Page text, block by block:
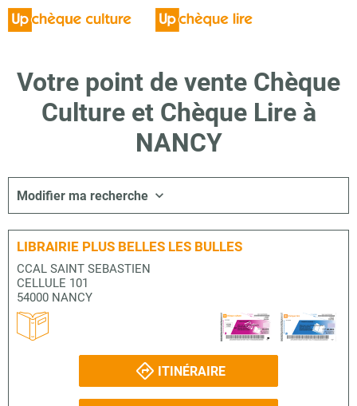
Votre point de vente Chèque
Culture et Chèque Lire à
NANCY
Modifier ma recherche
LIBRAIRIE PLUS BELLES LES BULLES
CCAL SAINT SEBASTIEN
CELLULE 101
54000 NANCY
ITINÉRAIRE